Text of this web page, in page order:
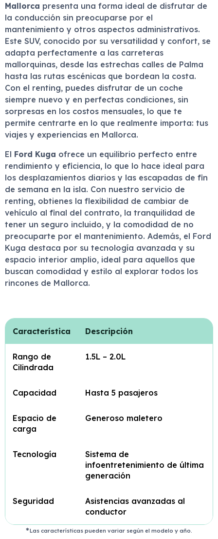
Mallorca presenta una forma ideal de disfrutar de
la conducción sin preocuparse por el
mantenimiento y otros aspectos administrativos.
Este SUV, conocido por su versatilidad y confort, se
adapta perfectamente a las carreteras
mallorquinas, desde las estrechas calles de Palma
hasta las rutas escénicas que bordean la costa.
Con el renting, puedes disfrutar de un coche
siempre nuevo y en perfectas condiciones, sin
sorpresas en los costos mensuales, lo que te
permite centrarte en lo que realmente importa: tus
viajes y experiencias en Mallorca.
El Ford Kuga ofrece un equilibrio perfecto entre
rendimiento y eficiencia, lo que lo hace ideal para
los desplazamientos diarios y las escapadas de fin
de semana en la isla. Con nuestro servicio de
renting, obtienes la flexibilidad de cambiar de
vehículo al final del contrato, la tranquilidad de
tener un seguro incluido, y la comodidad de no
preocuparte por el mantenimiento. Además, el Ford
Kuga destaca por su tecnología avanzada y su
espacio interior amplio, ideal para aquellos que
buscan comodidad y estilo al explorar todos los
rincones de Mallorca.
Característica Descripción
Rango de
Cilindrada
1.5L – 2.0L
Capacidad Hasta 5 pasajeros
Espacio de
carga
Generoso maletero
Tecnología
Sistema de
infoentretenimiento de última
generación
Seguridad
Asistencias avanzadas al
conductor
Las características pueden variar según el modelo y año.